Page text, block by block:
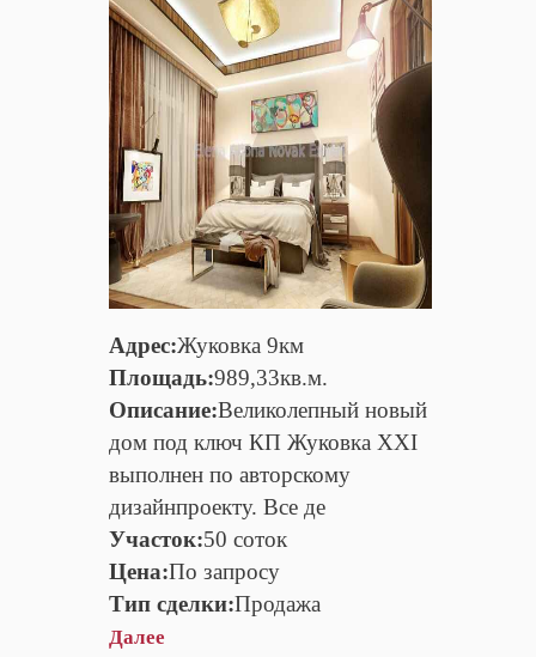
Адрес:Жуковка 9км
Площадь:989,33кв.м.
Описание:Великолепный новый
дом под ключ КП Жуковка XXI
выполнен по авторскому
дизайнпроекту. Все де
Участок:50 соток
Цена:По запросу
Тип сделки:Продажа
Далее